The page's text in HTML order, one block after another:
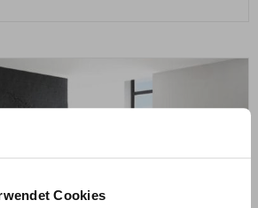
Cookies